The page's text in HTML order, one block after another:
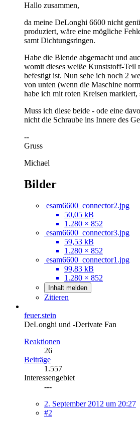
Hallo zusammen,
da meine DeLonghi 6600 nicht
produziert, wäre eine mögliche
samt Dichtungsringen.
Habe die Blende abgemacht und
womit dieses weiße Kunststoff-Teil
befestigt ist. Nun sehe ich noch 2
von unten (wenn die Maschine
habe ich mit roten Kreisen markiert,
Muss ich diese beide - ode eine
nicht die Schraube ins Innere des
--
Gruss
Michael
Bilder
esam6600_connector2.jpg
50,05 kB
1.280 × 852
esam6600_connector3.jpg
59,53 kB
1.280 × 852
esam6600_connector1.jpg
99,83 kB
1.280 × 852
Inhalt melden
Zitieren
feuer.stein
DeLonghi und -Derivate Fan
Reaktionen
26
Beiträge
1.557
Interessengebiet
---
2. September 2012 um 20:27
#2